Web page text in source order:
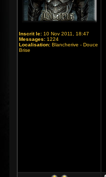
Inscrit le: 10 Nov 2011, 18:47
Messages: 1224
Localisation: Blancherive - Douce
Brise